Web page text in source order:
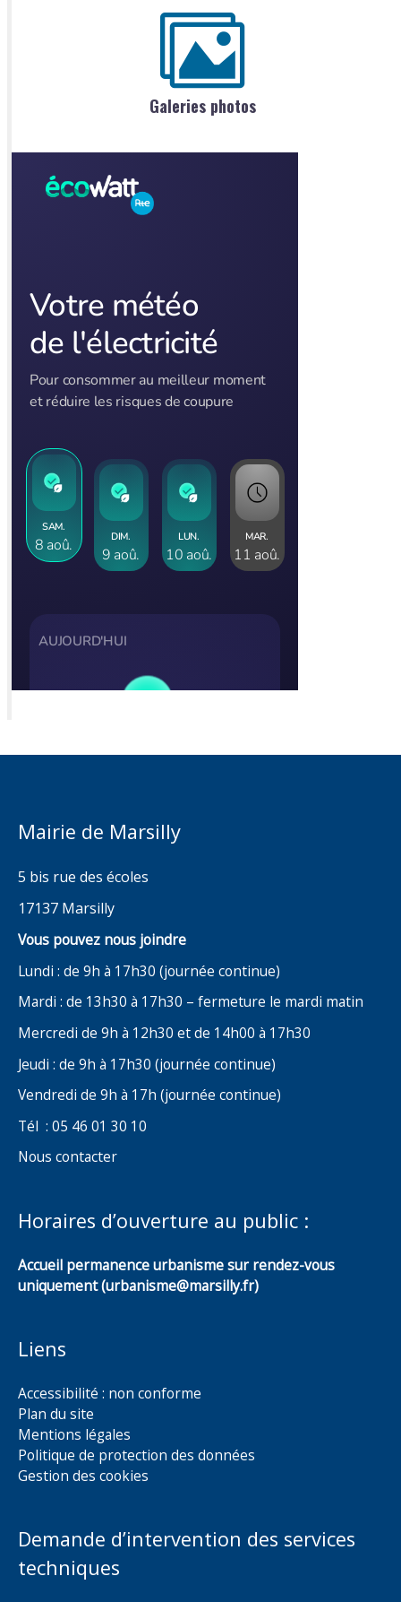
Galeries photos
Mairie de Marsilly
5 bis rue des écoles
17137 Marsilly
Vous pouvez nous joindre
Lundi : de 9h à 17h30 (journée continue)
Mardi : de 13h30 à 17h30 – fermeture le mardi matin
Mercredi de 9h à 12h30 et de 14h00 à 17h30
Jeudi : de 9h à 17h30 (journée continue)
Vendredi de 9h à 17h (journée continue)
Tél : 05 46 01 30 10
Nous contacter
Horaires d’ouverture au public :
Accueil permanence urbanisme sur rendez-vous
uniquement (urbanisme@marsilly.fr)
Liens
Accessibilité : non conforme
Plan du site
Mentions légales
Politique de protection des données
Gestion des cookies
Demande d’intervention des services
techniques